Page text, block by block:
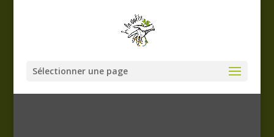
Sélectionner une page